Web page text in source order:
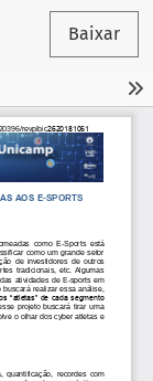
Baixar